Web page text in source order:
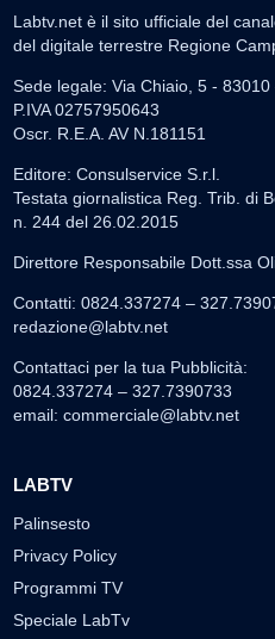
Labtv.net è il sito ufficiale del
del digitale terrestre Regione
Sede legale: Via Chiaio, 5 - 83010
P.IVA 02757950643
Oscr. R.E.A. AV N.181151
Editore: Consulservice S.r.l.
Testata giornalistica Reg. Trib. di
n. 244 del 26.02.2015
Direttore Responsabile Dott.ssa
Contatti: 0824.337274 –
redazione@labtv.net
Contattaci per la tua Pubblicità:
0824.337274 – 327.7390733
email: commerciale@labtv.net
LABTV
Palinsesto
Privacy Policy
Programmi TV
Speciale LabTv